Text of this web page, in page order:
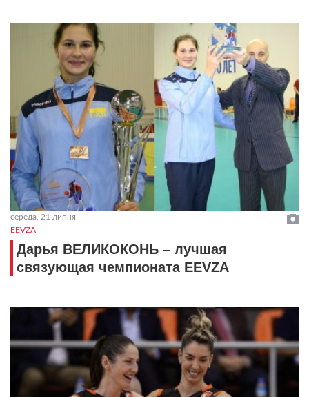
середа, 21 липня
EEVZA
Дарья ВЕЛИКОКОНЬ – лучшая
связующая чемпионата EEVZA